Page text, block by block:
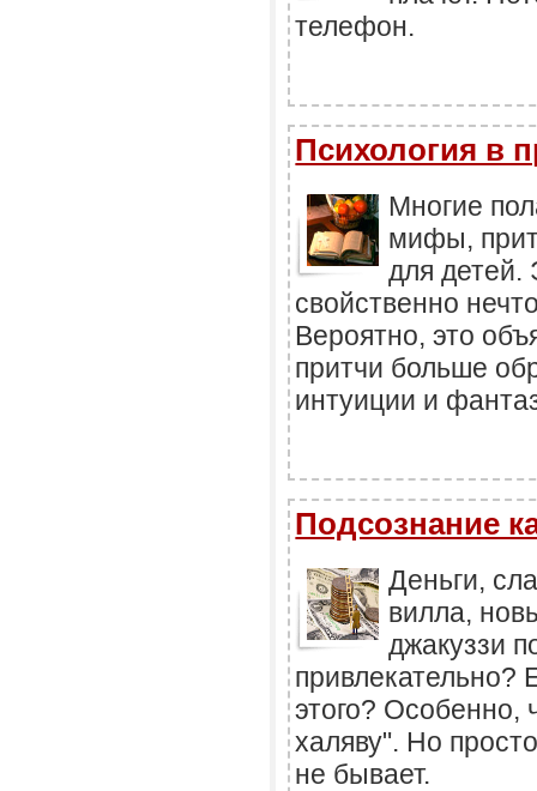
телефон.
Психология в
Многие
мифы,
для детей.
свойственно
Вероятно, это
притчи больше
интуиции и
Подсознание
Деньги,
вилла,
джакуззи
этого? Особенно,
халяву". Но
не бывает.